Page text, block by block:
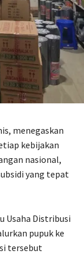
menegaskan
kebijakan
nasional,
yang tepat
Usaha Distribusi
pupuk ke
tersebut